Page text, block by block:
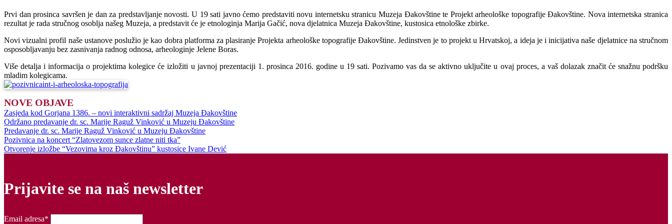
Prvi dan prosinca savršen je dan za predstavljanje novosti. U 19 sati javno ćemo predstaviti novu internetsku stranicu Muzeja Đakovštine te Projekt arheološke topografije Đakovštine. Nova internetska stranica
rezultat je rada stručnog osoblja našeg Muzeja, a predstavit će je etnologinja Marija Gačić, nova djelatnica Muzeja Đakovštine, kustosica etnološke zbirke.
Novi vizualni profil naše ustanove poslužio je kao dobra platforma za plasiranje Projekta arheološke topografije Đakovštine. Jedinstven je to projekt u Hrvatskoj, a ideja je i inicijativa naše djelatnice na stručnom
osposobljavanju bez zasnivanja radnog odnosa, arheologinje Jelene Boras.
Više detalja i informacija o projektima kolegice će izložiti u javnoj prezentaciji 1. prosinca 2016. godine u 19 sati. Pozivamo vas da se aktivno uključite u ovaj proces, a vaš dolazak značit će snažnu podršku
mladim kolegicama.
NOVE OBJAVE
Zasjeda kod Gorjana 1386. – novi interaktivni sadržaj Muzeja Đakovštine
Održano predavanje dr. sc. Marije Raguž Vinković u Muzeju Đakovštine
Predavanje dr. sc. Marije Raguž Vinković u Muzeju Đakovštine
Pozivnica na koncert “Zlatovezom sunce zlatne niti tka”
Otvorenje izložbe “Vezovima kroz Đakovštinu” kustosice Ivane Dević
Prijavite se na naš newsletter
Email adresa*